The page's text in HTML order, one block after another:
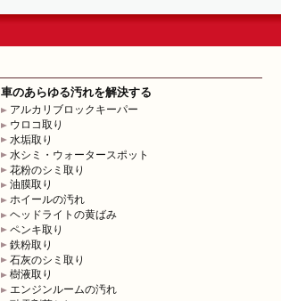
車のあらゆる汚れを解決する
アルカリブロックキーパー
ウロコ取り
水垢取り
水シミ・ウォータースポット
花粉のシミ取り
油膜取り
ホイールの汚れ
ヘッドライトの黄ばみ
ペンキ取り
鉄粉取り
石灰のシミ取り
樹液取り
エンジンルームの汚れ